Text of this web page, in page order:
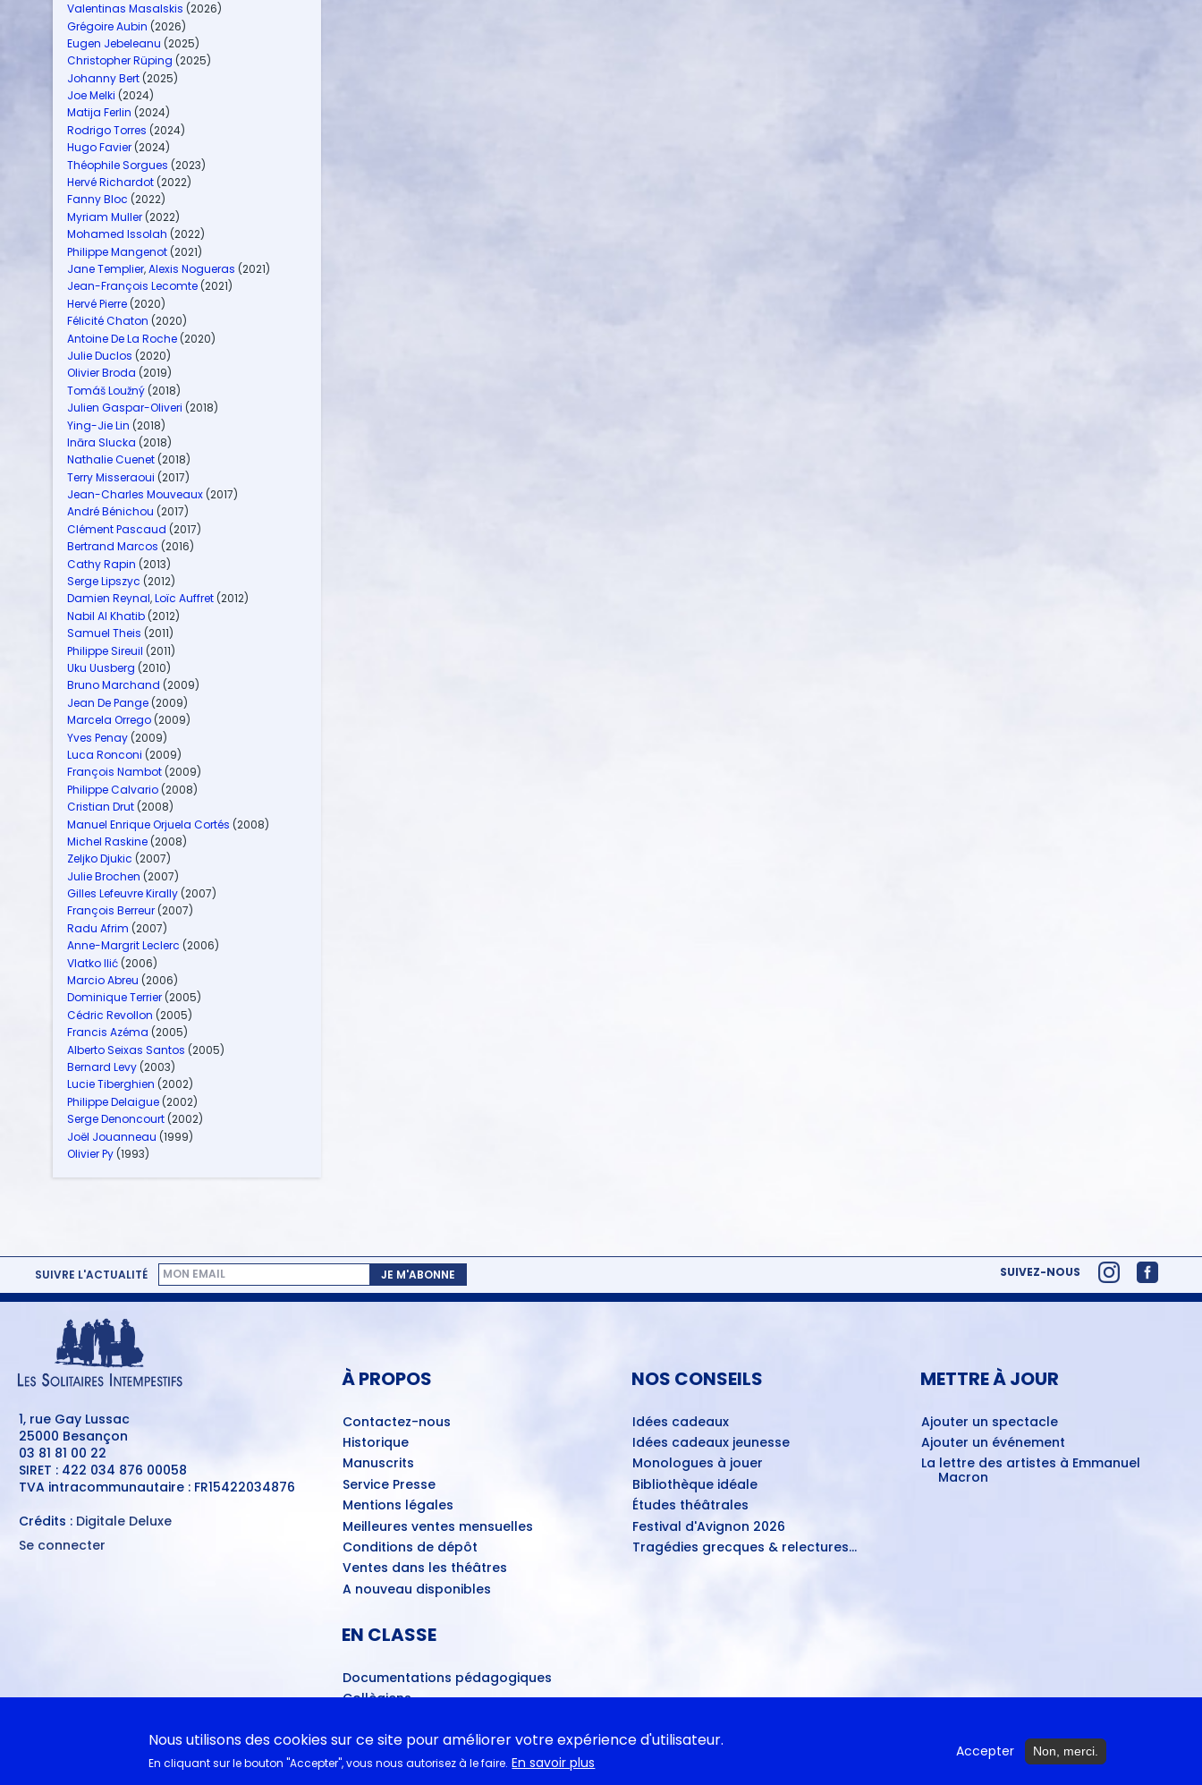
Valentinas Masalskis (2026)
Grégoire Aubin (2026)
Eugen Jebeleanu (2025)
Christopher Rüping (2025)
Johanny Bert (2025)
Joe Melki (2024)
Matija Ferlin (2024)
Rodrigo Torres (2024)
Hugo Favier (2024)
Théophile Sorgues (2023)
Hervé Richardot (2022)
Fanny Bloc (2022)
Myriam Muller (2022)
Mohamed Issolah (2022)
Philippe Mangenot (2021)
Jane Templier,Alexis Nogueras (2021)
Jean-François Lecomte (2021)
Hervé Pierre (2020)
Félicité Chaton (2020)
Antoine De La Roche (2020)
Julie Duclos (2020)
Olivier Broda (2019)
Tomáš Loužný (2018)
Julien Gaspar-Oliveri (2018)
Ying-Jie Lin (2018)
Ināra Slucka (2018)
Nathalie Cuenet (2018)
Terry Misseraoui (2017)
Jean-Charles Mouveaux (2017)
André Bénichou (2017)
Clément Pascaud (2017)
Bertrand Marcos (2016)
Cathy Rapin (2013)
Serge Lipszyc (2012)
Damien Reynal,Loïc Auffret (2012)
Nabil Al Khatib (2012)
Samuel Theis (2011)
Philippe Sireuil (2011)
Uku Uusberg (2010)
Bruno Marchand (2009)
Jean De Pange (2009)
Marcela Orrego (2009)
Yves Penay (2009)
Luca Ronconi (2009)
François Nambot (2009)
Philippe Calvario (2008)
Cristian Drut (2008)
Manuel Enrique Orjuela Cortés (2008)
Michel Raskine (2008)
Zeljko Djukic (2007)
Julie Brochen (2007)
Gilles Lefeuvre Kirally (2007)
François Berreur (2007)
Radu Afrim (2007)
Anne-Margrit Leclerc (2006)
Vlatko Ilić (2006)
Marcio Abreu (2006)
Dominique Terrier (2005)
Cédric Revollon (2005)
Francis Azéma (2005)
Alberto Seixas Santos (2005)
Bernard Levy (2003)
Lucie Tiberghien (2002)
Philippe Delaigue (2002)
Serge Denoncourt (2002)
Joël Jouanneau (1999)
Olivier Py (1993)
SUIVRE L'ACTUALITÉ JE M'ABONNE SUIVEZ-NOUS
1, rue Gay Lussac
25000 Besançon
03 81 81 00 22
SIRET : 422 034 876 00058
TVA intracommunautaire : FR15422034876
Crédits : Digitale Deluxe
MENU
Se connecter
À PROPOS
Contactez-nous
Historique
Manuscrits
Service Presse
Mentions légales
Meilleures ventes mensuelles
Conditions de dépôt
Ventes dans les théâtres
A nouveau disponibles
NOS CONSEILS
Idées cadeaux
Idées cadeaux jeunesse
Monologues à jouer
Bibliothèque idéale
Études théâtrales
Festival d'Avignon 2026
Tragédies grecques & relectures...
METTRE À JOUR
Ajouter un spectacle
Ajouter un événement
La lettre des artistes à Emmanuel
Macron
EN CLASSE
Documentations pédagogiques
Collègiens
littéraires
Nous utilisons des cookies sur ce site pour améliorer votre expérience d'utilisateur.
En cliquant sur le bouton "Accepter", vous nous autorisez à le faire. En savoir plus
Accepter Non, merci.